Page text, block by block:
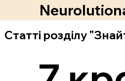
Статті розділу